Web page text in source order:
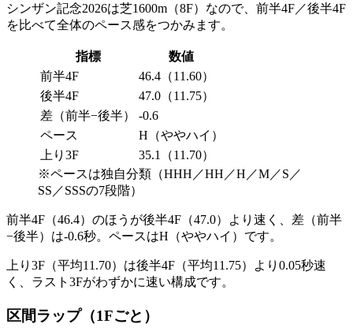
シンザン記念2026は芝1600m（8F）なので、 前半4F／後半4F
を比べて全体のペース感をつかみます。
指標
数値
前半4F
46.4（11.60）
後半4F
47.0（11.75）
差（前半−後半）
-0.6
ペース
H（ややハイ）
上り3F
35.1（11.70）
※ペースは独自分類（HHH ／HH ／H ／M／S ／
SS ／SSSの7段階）
前半4F（46.4）のほうが後半4F（47.0）より速く、差（前半
−後半）は-0.6秒。ペースはH（ややハイ） です。
上り3F（平均11.70）は後半4F（平均11.75）より0.05秒速
く、 ラスト3Fがわずかに速い構成です。
区間ラップ（1Fごと）